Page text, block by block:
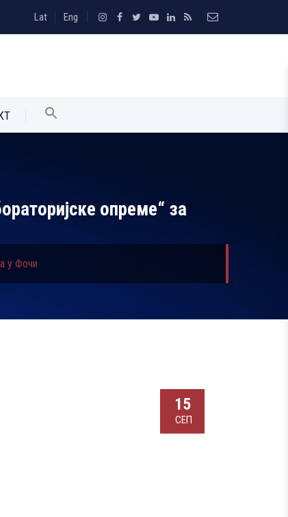
Lat Eng
опреме“ за
у Фочи
15
СЕП